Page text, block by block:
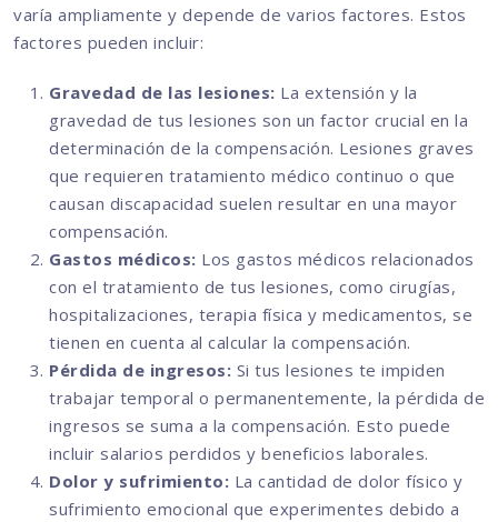
varía ampliamente y depende de varios factores. Estos
factores pueden incluir:
Gravedad de las lesiones: La extensión y la
gravedad de tus lesiones son un factor crucial en la
determinación de la compensación. Lesiones graves
que requieren tratamiento médico continuo o que
causan discapacidad suelen resultar en una mayor
compensación.
Gastos médicos: Los gastos médicos relacionados
con el tratamiento de tus lesiones, como cirugías,
hospitalizaciones, terapia física y medicamentos, se
tienen en cuenta al calcular la compensación.
Pérdida de ingresos: Si tus lesiones te impiden
trabajar temporal o permanentemente, la pérdida de
ingresos se suma a la compensación. Esto puede
incluir salarios perdidos y beneficios laborales.
Dolor y sufrimiento: La cantidad de dolor físico y
sufrimiento emocional que experimentes debido a